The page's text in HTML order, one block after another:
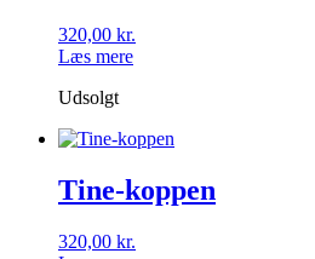
320,00 kr.
Læs mere
Udsolgt
Tine-koppen
320,00 kr.